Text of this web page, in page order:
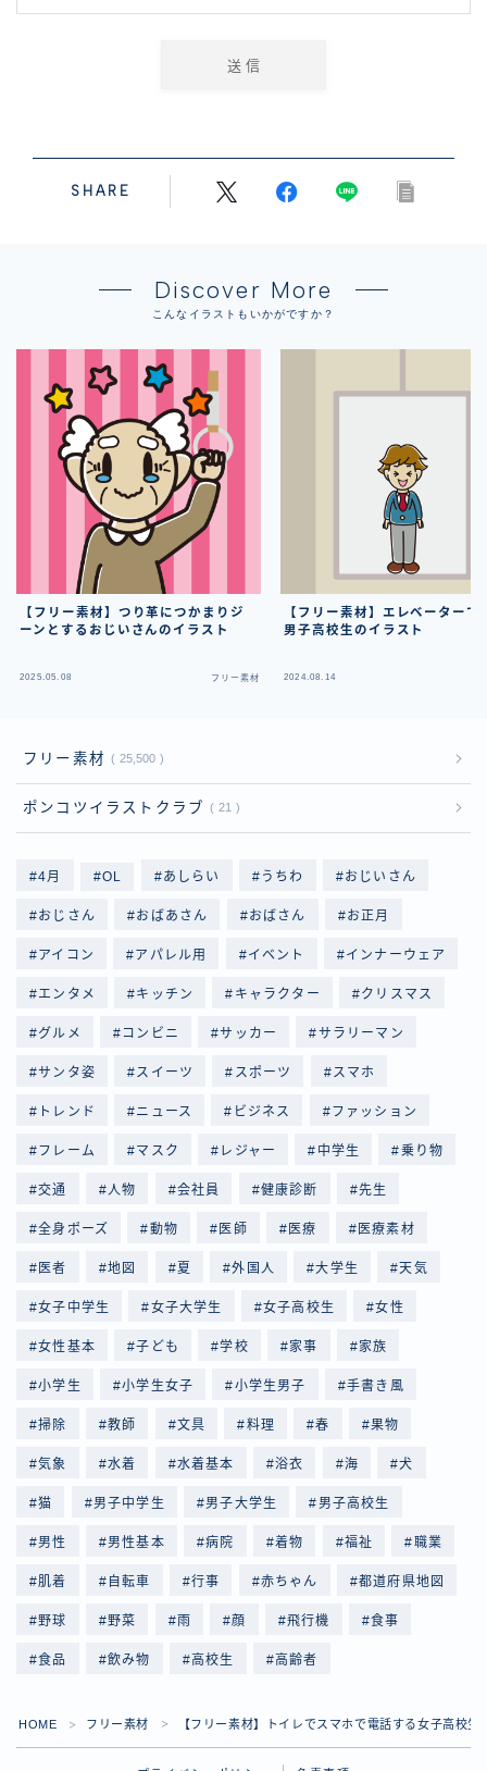
Follow Me
SHARE
Discover More
こんなイラストもいかがですか？
【フリー素材】つり革につかまりジ
ーンとするおじいさんのイラスト
2025.05.08 フリー素材
【フリー素材】エレベーターで
男子高校生のイラスト
2024.08.14
フリー素材 25,500
ポンコツイラストクラブ 21
4月 OL あしらい うちわ おじいさん
おじさん おばあさん おばさん お正月
アイコン アパレル用 イベント インナーウェア
エンタメ キッチン キャラクター クリスマス
グルメ コンビニ サッカー サラリーマン
サンタ姿 スイーツ スポーツ スマホ
トレンド ニュース ビジネス ファッション
フレーム マスク レジャー 中学生 乗り物
交通 人物 会社員 健康診断 先生
全身ポーズ 動物 医師 医療 医療素材
医者 地図 夏 外国人 大学生 天気
女子中学生 女子大学生 女子高校生 女性
女性基本 子ども 学校 家事 家族
小学生 小学生女子 小学生男子 手書き風
掃除 教師 文具 料理 春 果物
気象 水着 水着基本 浴衣 海 犬
猫 男子中学生 男子大学生 男子高校生
男性 男性基本 病院 着物 福祉 職業
肌着 自転車 行事 赤ちゃん 都道府県地図
野球 野菜 雨 顔 飛行機 食事
食品 飲み物 高校生 高齢者
HOME ＞ フリー素材 ＞ 【フリー素材】トイレでスマホで電話する女子高校生